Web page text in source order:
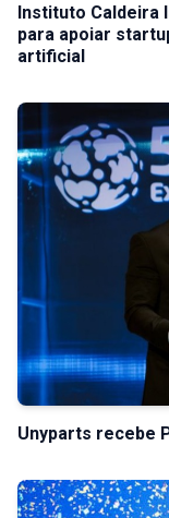
Instituto Caldeira
para apoiar
artificial
Unyparts recebe